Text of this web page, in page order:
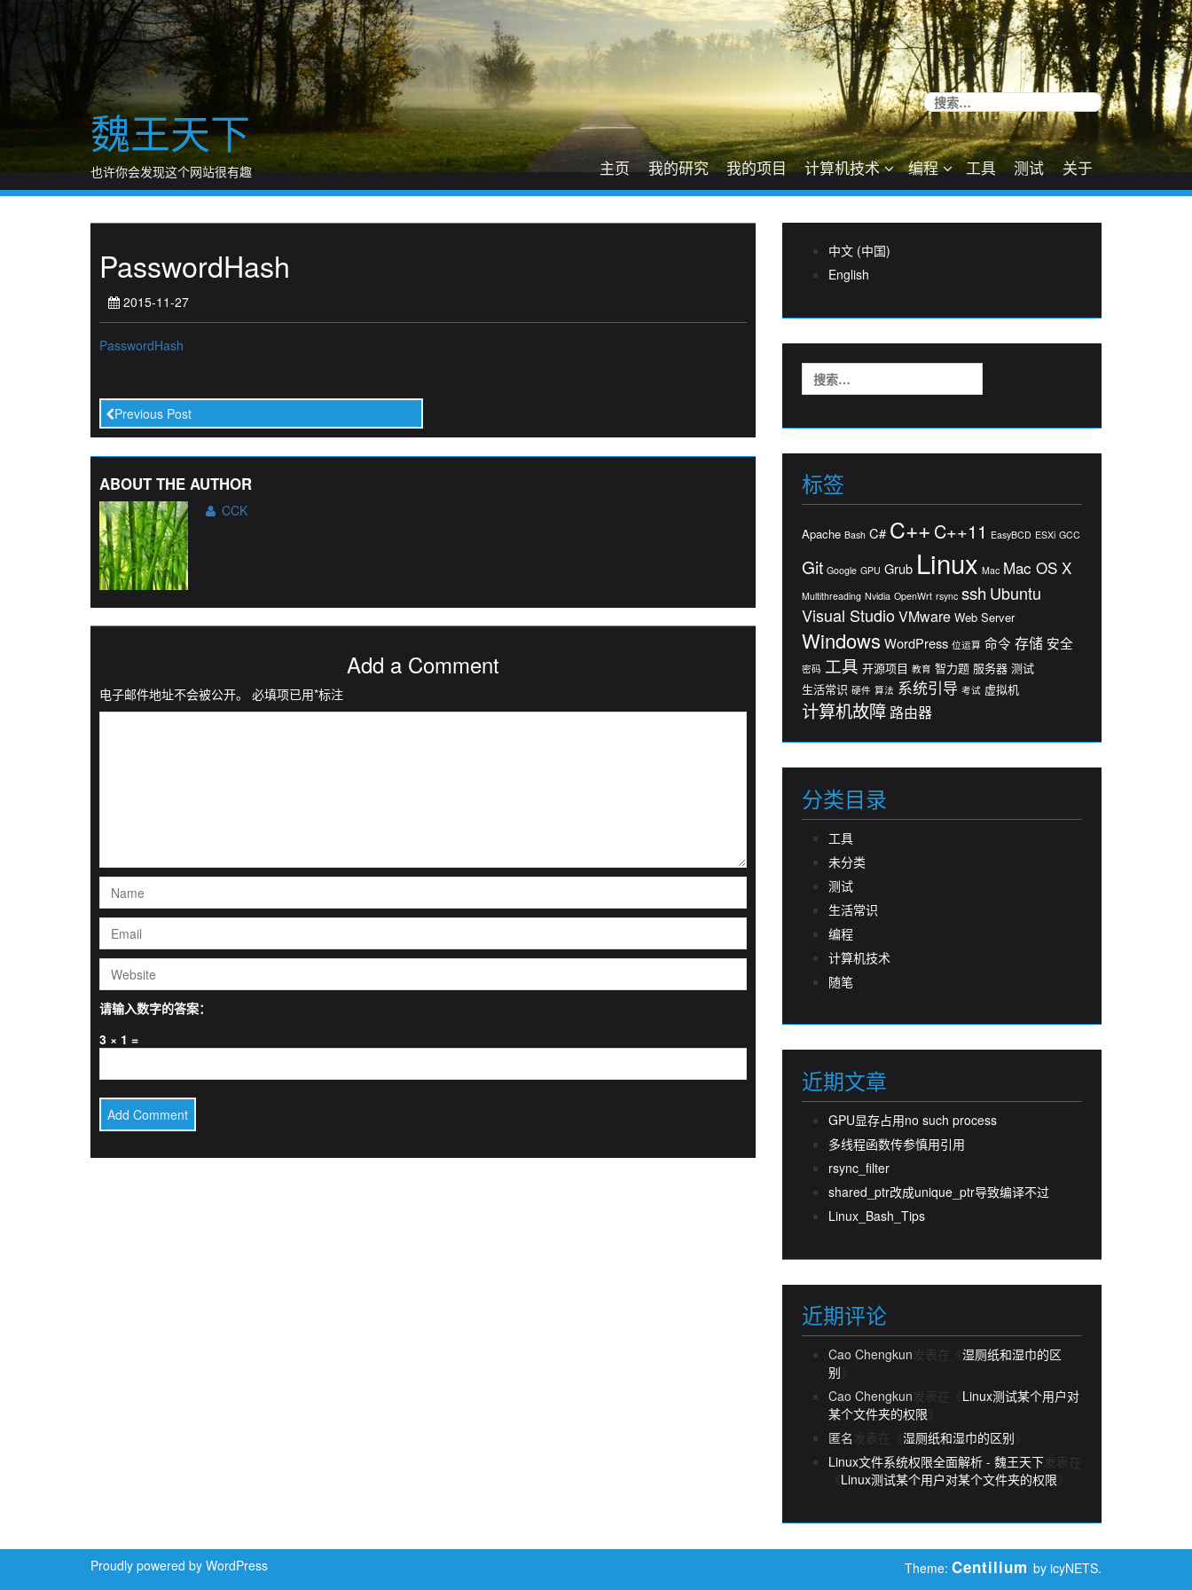
魏王天下
也许你会发现这个网站很有趣
搜
索：
主页 我的研究 我的项目 计算机技术 编程 工具 测试 关于
PasswordHash
2015-11-27
PasswordHash
Previous Post
ABOUT THE AUTHOR
CCK
Add a Comment
电子邮件地址不会被公开。 必填项已用*标注
请输入数字的答案：
3 × 1 =
中文 (中国)
English
索：
标签
Apache Bash C# C++ C++11 EasyBCD ESXi GCC
Git Google GPU Grub Linux Mac Mac OS X
Multithreading Nvidia OpenWrt rsync ssh Ubuntu
Visual StudioVMware Web Server
Windows WordPress 位运算 命令 存储 安全
密码 工具 开源项目 教育 智力题 服务器 测试
生活常识 硬件 算法 系统引导 考试 虚拟机
计算机故障 路由器
分类目录
工具
未分类
测试
生活常识
编程
计算机技术
随笔
近期文章
GPU显存占用no such process
多线程函数传参慎用引用
rsync_filter
shared_ptr改成unique_ptr导致编译不过
Linux_Bash_Tips
近期评论
Cao Chengkun发表在《 湿厕纸和湿巾的区
别
Cao Chengkun发表在《 Linux测试某个用户对
某个文件夹的权限
匿名 发表在《 湿厕纸和湿巾的区别
Linux文件系统权限全面解析 - 魏王天下发表在
Linux测试某个用户对某个文件夹的权限
Proudly powered by WordPress Theme: Centilium by icyNETS.